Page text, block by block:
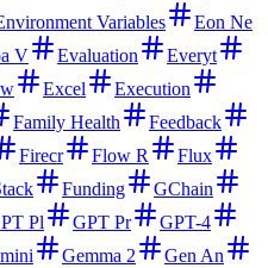
Variables
Eon Ne
V Evaluation
Everyt
Excel
Execution
Family Health
Feedback
Firecr Flow R
Flux
Funding
GChain
Pl GPT Pr
GPT-4
Gemma 2
Gen An